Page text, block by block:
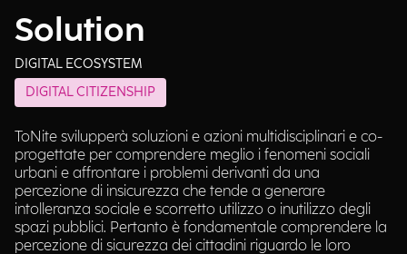
Solution
DIGITAL ECOSYSTEM
DIGITAL CITIZENSHIP
ToNite svilupperà soluzioni e azioni multidisciplinari e co-
progettate per comprendere meglio i fenomeni sociali
urbani e affrontare i problemi derivanti da una
percezione di insicurezza che tende a generare
intolleranza sociale e scorretto utilizzo o inutilizzo degli
spazi pubblici. Pertanto è fondamentale comprendere la
percezione di sicurezza dei cittadini riguardo le loro